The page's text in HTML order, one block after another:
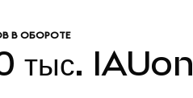
В ОБОРОТЕ
тыс. IAUon